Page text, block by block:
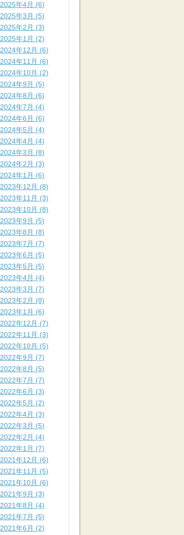
2025年4月 (6)
2025年3月 (5)
2025年2月 (3)
2025年1月 (2)
2024年12月 (6)
2024年11月 (6)
2024年10月 (2)
2024年9月 (5)
2024年8月 (6)
2024年7月 (4)
2024年6月 (6)
2024年5月 (4)
2024年4月 (4)
2024年3月 (8)
2024年2月 (3)
2024年1月 (6)
2023年12月 (8)
2023年11月 (3)
2023年10月 (8)
2023年9月 (5)
2023年8月 (8)
2023年7月 (7)
2023年6月 (5)
2023年5月 (5)
2023年4月 (4)
2023年3月 (7)
2023年2月 (8)
2023年1月 (6)
2022年12月 (7)
2022年11月 (3)
2022年10月 (5)
2022年9月 (7)
2022年8月 (5)
2022年7月 (7)
2022年6月 (3)
2022年5月 (2)
2022年4月 (3)
2022年3月 (5)
2022年2月 (4)
2022年1月 (7)
2021年12月 (6)
2021年11月 (5)
2021年10月 (6)
2021年9月 (3)
2021年8月 (4)
2021年7月 (5)
2021年6月 (2)